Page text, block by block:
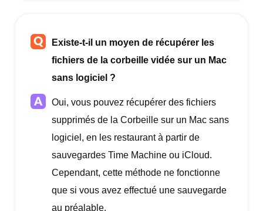
Existe-t-il un moyen de récupérer les
fichiers de la corbeille vidée sur un Mac
sans logiciel ?
Oui, vous pouvez récupérer des fichiers
supprimés de la Corbeille sur un Mac sans
logiciel, en les restaurant à partir de
sauvegardes Time Machine ou iCloud.
Cependant, cette méthode ne fonctionne
que si vous avez effectué une sauvegarde
au préalable.